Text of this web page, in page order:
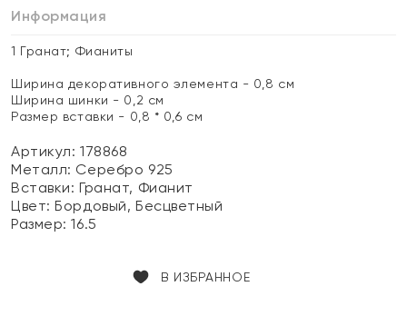
Информация
1 Гранат; Фианиты
Ширина декоративного элемента - 0,8 см
Ширина шинки - 0,2 см
Размер вставки - 0,8 * 0,6 см
Артикул: 178868
Металл: Серебро 925
Вставки:Гранат, Фианит
Цвет:Бордовый, Бесцветный
Размер:16.5
В ИЗБРАННОЕ